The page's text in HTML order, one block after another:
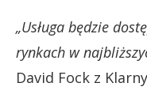
„Usługa będzie
rynkach w
David Fock z